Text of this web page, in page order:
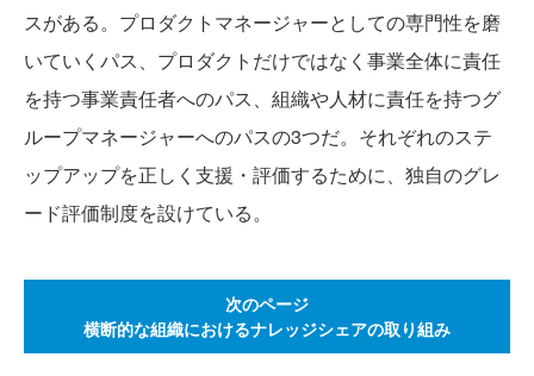
スがある。プロダクトマネージャーとしての専門性を磨
いていくパス、プロダクトだけではなく事業全体に責任
を持つ事業責任者へのパス、組織や人材に責任を持つグ
ループマネージャーへのパスの3つだ。それぞれのステ
ップアップを正しく支援・評価するために、独自のグレ
ード評価制度を設けている。
次のページ
横断的な組織におけるナレッジシェアの取り組み